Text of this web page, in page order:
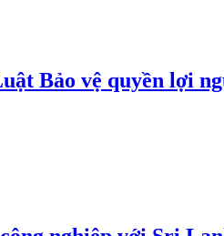
Bảo vệ quyền lợi